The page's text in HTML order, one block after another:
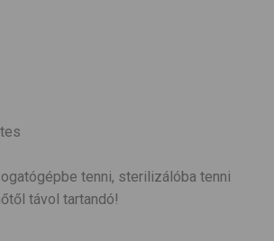
tenni, sterilizálóba tenni
távol tartandó!